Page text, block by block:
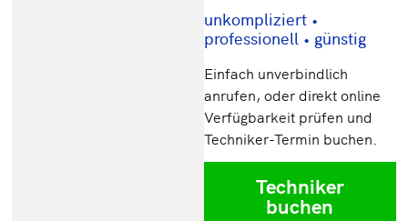
unkompliziert •
professionell • günstig
Einfach unverbindlich
anrufen, oder direkt online
Verfügbarkeit prüfen und
Techniker-Termin buchen.
Techniker
buchen